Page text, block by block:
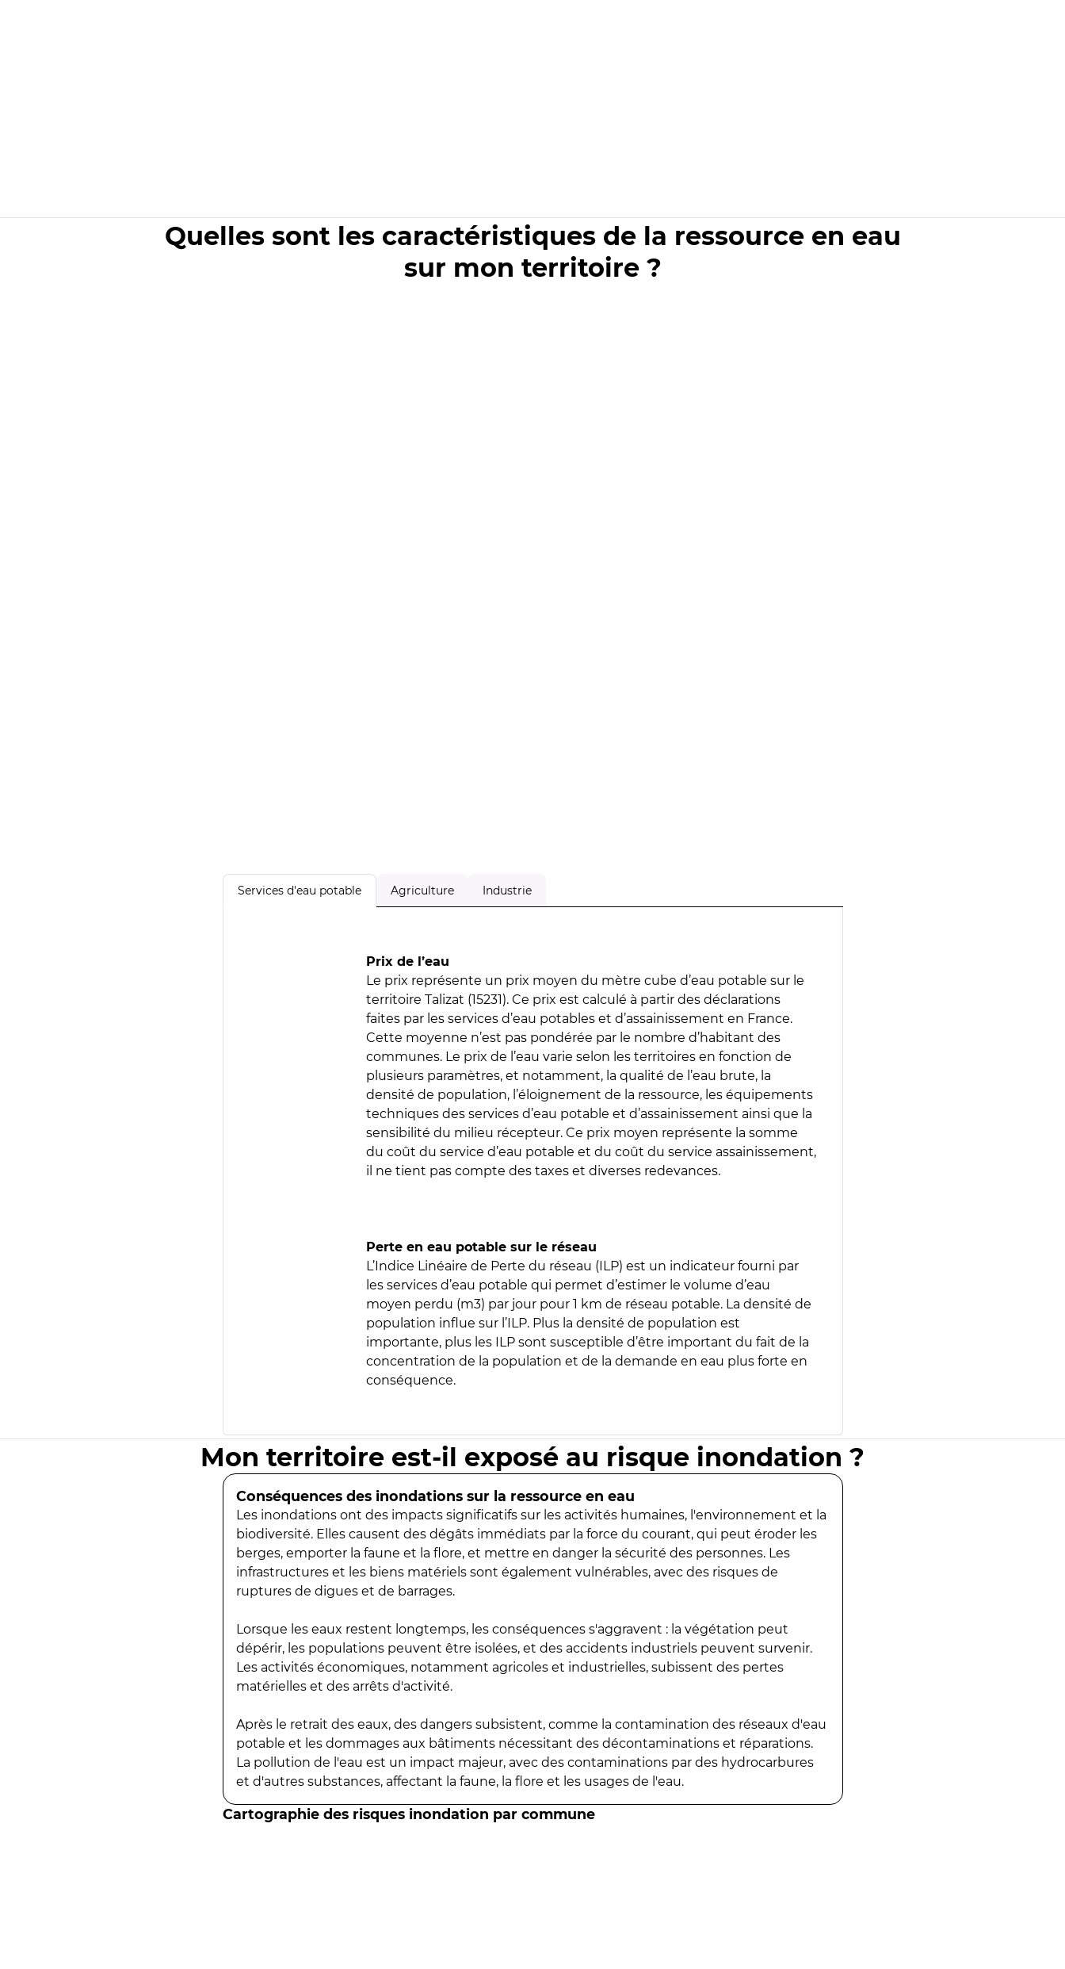
Quelles sont les caractéristiques de la ressource en eau
sur mon territoire ?
Services d'eau potable Agriculture Industrie
Prix de l’eau
Le prix représente un prix moyen du mètre cube d’eau potable sur le
territoire Talizat (15231). Ce prix est calculé à partir des déclarations
faites par les services d’eau potables et d’assainissement en France.
Cette moyenne n’est pas pondérée par le nombre d’habitant des
communes. Le prix de l’eau varie selon les territoires en fonction de
plusieurs paramètres, et notamment, la qualité de l’eau brute, la
densité de population, l’éloignement de la ressource, les équipements
techniques des services d’eau potable et d’assainissement ainsi que la
sensibilité du milieu récepteur. Ce prix moyen représente la somme
du coût du service d’eau potable et du coût du service assainissement,
il ne tient pas compte des taxes et diverses redevances.
Perte en eau potable sur le réseau
L’Indice Linéaire de Perte du réseau (ILP) est un indicateur fourni par
les services d’eau potable qui permet d’estimer le volume d’eau
moyen perdu (m3) par jour pour 1 km de réseau potable. La densité de
population influe sur l’ILP. Plus la densité de population est
importante, plus les ILP sont susceptible d’être important du fait de la
concentration de la population et de la demande en eau plus forte en
conséquence.
Mon territoire est-il exposé au risque inondation ?
Conséquences des inondations sur la ressource en eau
Les inondations ont des impacts significatifs sur les activités humaines, l'environnement et la
biodiversité. Elles causent des dégâts immédiats par la force du courant, qui peut éroder les
berges, emporter la faune et la flore, et mettre en danger la sécurité des personnes. Les
infrastructures et les biens matériels sont également vulnérables, avec des risques de
ruptures de digues et de barrages.
Lorsque les eaux restent longtemps, les conséquences s'aggravent : la végétation peut
dépérir, les populations peuvent être isolées, et des accidents industriels peuvent survenir.
Les activités économiques, notamment agricoles et industrielles, subissent des pertes
matérielles et des arrêts d'activité.
Après le retrait des eaux, des dangers subsistent, comme la contamination des réseaux d'eau
potable et les dommages aux bâtiments nécessitant des décontaminations et réparations.
La pollution de l'eau est un impact majeur, avec des contaminations par des hydrocarbures
et d'autres substances, affectant la faune, la flore et les usages de l'eau.
Cartographie des risques inondation par commune